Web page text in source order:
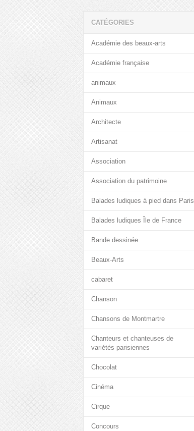
CATÉGORIES
Académie des beaux-arts
Académie française
animaux
Animaux
Architecte
Artisanat
Association
Association du patrimoine
Balades ludiques à pied dans Paris
Balades ludiques Île de France
Bande dessinée
Beaux-Arts
cabaret
Chanson
Chansons de Montmartre
Chanteurs et chanteuses de
variétés parisiennes
Chocolat
Cinéma
Cirque
Concours